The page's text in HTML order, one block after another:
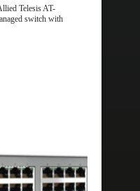
Telesis AT-
switch with